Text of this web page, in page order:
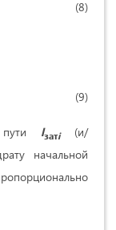
(8)
(9)
lзатi(и/
начальной